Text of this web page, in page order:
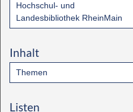
Hochschul- und
Landesbibliothek RheinMain
Inhalt
Themen
Listen